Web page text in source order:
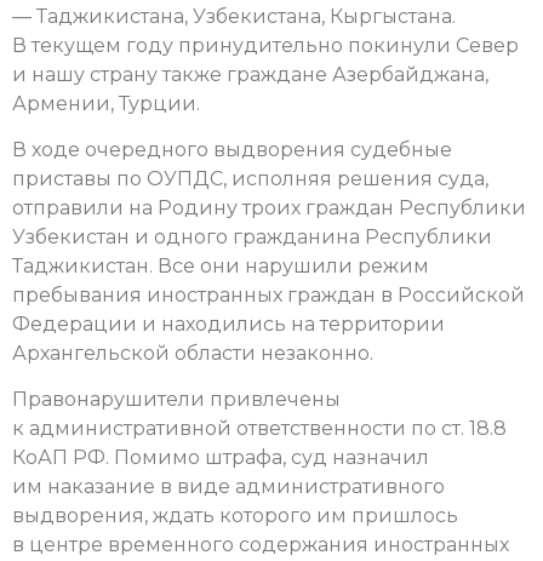
— Таджикистана, Узбекистана, Кыргыстана.
В текущем году принудительно покинули Север
и нашу страну также граждане Азербайджана,
Армении, Турции.
В ходе очередного выдворения судебные
приставы по ОУПДС, исполняя решения суда,
отправили на Родину троих граждан Республики
Узбекистан и одного гражданина Республики
Таджикистан. Все они нарушили режим
пребывания иностранных граждан в Российской
Федерации и находились на территории
Архангельской области незаконно.
Правонарушители привлечены
к административной ответственности по ст. 18.8
КоАП РФ. Помимо штрафа, суд назначил
им наказание в виде административного
выдворения, ждать которого им пришлось
в центре временного содержания иностранных